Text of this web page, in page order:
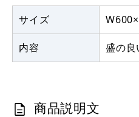
サイズ
内容 盛の
商品説明文